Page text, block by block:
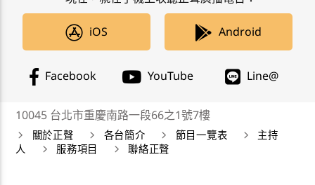
iOS Android
Facebook YouTube Line@
10045 台北市重慶南路一段66之1號7樓
關於正聲
各台簡介 節目一覽表
主持
人
服務項目 聯絡正聲